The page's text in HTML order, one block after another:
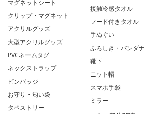
マグネットシート
クリップ・マグネット
アクリルグッズ
大型アクリルグッズ
PVCネームタグ
ネックストラップ
ピンバッジ
お守り・匂い袋
タペストリー
接触冷感タオル
フード付きタオル
手ぬぐい
ふろしき・バンダナ
靴下
ニット帽
スマホ手袋
ミラー